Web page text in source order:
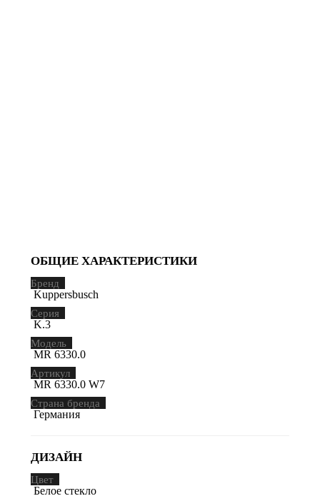
ОБЩИЕ ХАРАКТЕРИСТИКИ
Бренд
Kuppersbusch
Серия
K.3
Модель
MR 6330.0
Артикул
MR 6330.0 W7
Страна бренда
Германия
ДИЗАЙН
Цвет
Белое стекло